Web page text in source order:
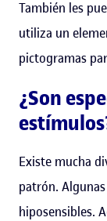
También les
utiliza un
pictogramas
¿Son
Existe mucha
patrón.
hiposensibles.